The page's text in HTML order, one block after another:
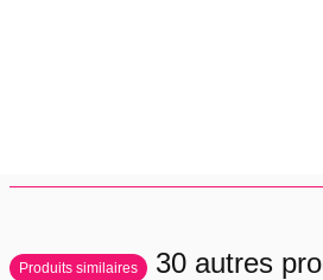
Produits similaires
30 autres